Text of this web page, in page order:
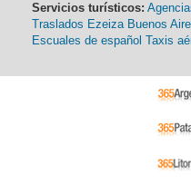
Servicios turísticos:
Traslados Ezeiza Buenos
Escuales de español Taxis